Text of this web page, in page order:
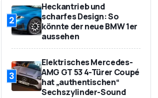
2
Heckantrieb und
scharfes Design: So
könnte der neue BMW 1er
aussehen
3
Elektrisches Mercedes-
AMG GT 53 4-Türer Coupé
hat „authentischen“
Sechszylinder-Sound